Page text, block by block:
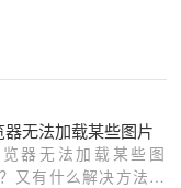
无法加载某些图片
器无法加载某些图
又有什么解决方法？